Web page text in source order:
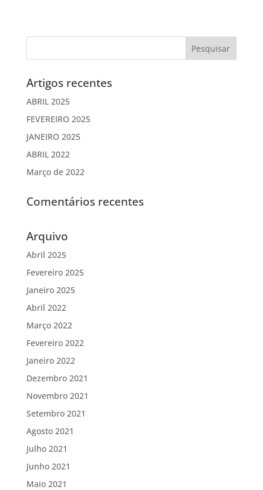
Artigos recentes
ABRIL 2025
FEVEREIRO 2025
JANEIRO 2025
ABRIL 2022
Março de 2022
Comentários recentes
Arquivo
Abril 2025
Fevereiro 2025
Janeiro 2025
Abril 2022
Março 2022
Fevereiro 2022
Janeiro 2022
Dezembro 2021
Novembro 2021
Setembro 2021
Agosto 2021
Julho 2021
Junho 2021
Maio 2021